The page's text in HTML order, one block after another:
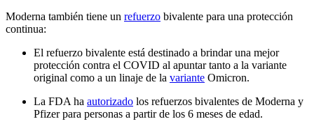
Moderna también tiene un refuerzo bivalente para una protección
continua:
El refuerzo bivalente está destinado a brindar una mejor
protección contra el COVID al apuntar tanto a la variante
original como a un linaje de la variante Omicron.
La FDA ha autorizado los refuerzos bivalentes de Moderna y
Pfizer para personas a partir de los 6 meses de edad.